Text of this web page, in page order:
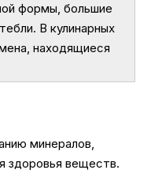
формы, большие
В кулинарных
находящиеся
минералов,
здоровья веществ.